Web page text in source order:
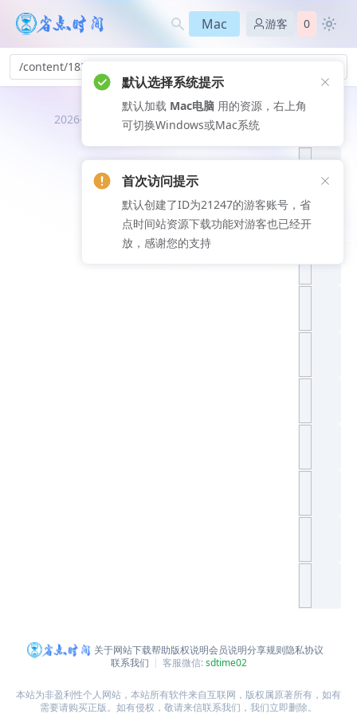
Mac 游客 0
/content/183
2026-08-08
推荐文
关于网站下载帮助版权说明会员说明分享规则隐私协议
联系我们
客服微信:sdtime02
本站为非盈利性个人网站，本站所有软件来自互联网，版权属原著所有，如有
需要请购买正版。如有侵权，敬请来信联系我们，我们立即删除。
默认选择系统提示
默认加载 Mac电脑 用的资源，右上角
可切换Windows或Mac系统
首次访问提示
默认创建了ID为21247的游客账号，省
点时间站资源下载功能对游客也已经开
放，感谢您的支持